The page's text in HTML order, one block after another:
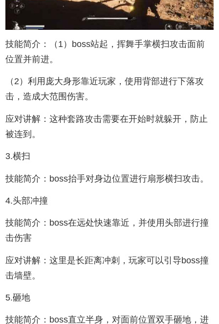
技能简介：（1）boss站起，挥舞手掌横扫攻击面前
位置并前进。
（2）利用庞大身形靠近玩家，使用背部进行下落攻
击，造成大范围伤害。
应对讲解：这种套路攻击需要在开始时就躲开，防止
被连到。
3.横扫
技能简介：boss抬手对身边位置进行扇形横扫攻击。
4.头部冲撞
技能简介：boss在远处快速靠近，并使用头部进行撞
击伤害
应对讲解：这里是长距离冲刺，玩家可以引导boss撞
击墙壁。
5.砸地
技能简介：boss直立半身，对面前位置双手砸地，进